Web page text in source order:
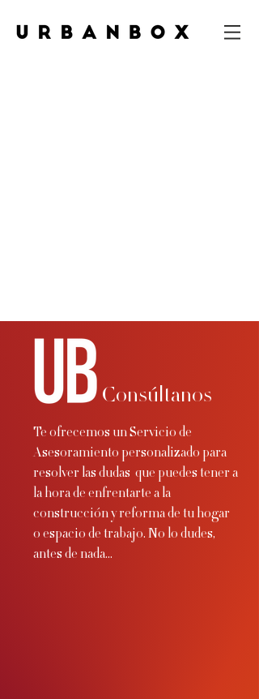
Consúltanos
Te ofrecemos un Servicio de
Asesoramiento personalizado para
resolver las dudas que puedes tener a
la hora de enfrentarte a la
construcción y reforma de tu hogar
o espacio de trabajo. No lo dudes,
antes de nada...